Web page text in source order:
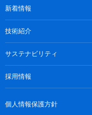
新着情報
技術紹介
サステナビリティ
採用情報
個人情報保護方針